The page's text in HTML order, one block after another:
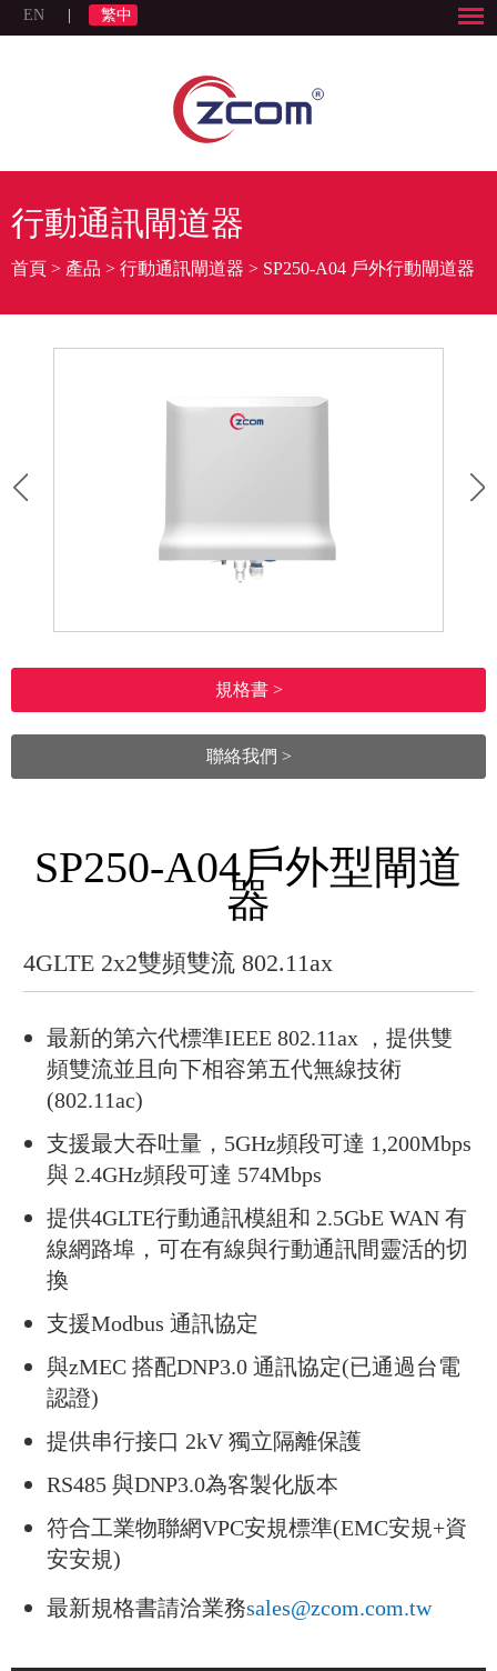
EN 繁中
行動通訊閘道器
首頁 > 產品 > 行動通訊閘道器 > SP250-A04 戶外行動閘道器
規格書 >
聯絡我們 >
SP250-A04戶外型閘道
器
4GLTE 2x2雙頻雙流 802.11ax
最新的第六代標準IEEE 802.11ax ，提供雙
頻雙流並且向下相容第五代無線技術
(802.11ac)
支援最大吞吐量，5GHz頻段可達 1,200Mbps
與 2.4GHz頻段可達 574Mbps
提供4GLTE行動通訊模組和 2.5GbE WAN 有
線網路埠，可在有線與行動通訊間靈活的切
換
支援Modbus 通訊協定
與zMEC 搭配DNP3.0 通訊協定(已通過台電
認證)
提供串行接口 2kV 獨立隔離保護
RS485 與DNP3.0為客製化版本
符合工業物聯網VPC安規標準(EMC安規+資
安安規)
最新規格書請洽業務sales@zcom.com.tw